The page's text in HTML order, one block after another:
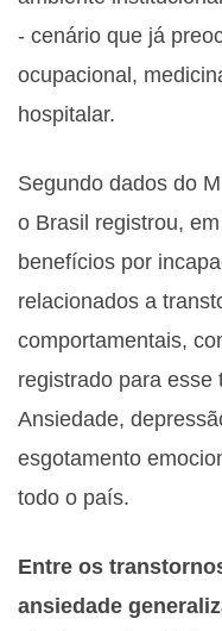
- cenário que já
ocupacional,
hospitalar.
Segundo dados do
o Brasil registrou,
benefícios por
relacionados a
comportamentais,
registrado para esse
Ansiedade,
esgotamento
todo o país.
Entre os
ansiedade